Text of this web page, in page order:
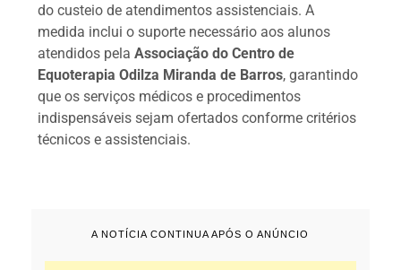
do custeio de atendimentos assistenciais. A
medida inclui o suporte necessário aos alunos
atendidos pelaAssociação do Centro de
Equoterapia Odilza Miranda de Barros, garantindo
que os serviços médicos e procedimentos
indispensáveis sejam ofertados conforme critérios
técnicos e assistenciais.
A NOTÍCIA CONTINUA APÓS O ANÚNCIO